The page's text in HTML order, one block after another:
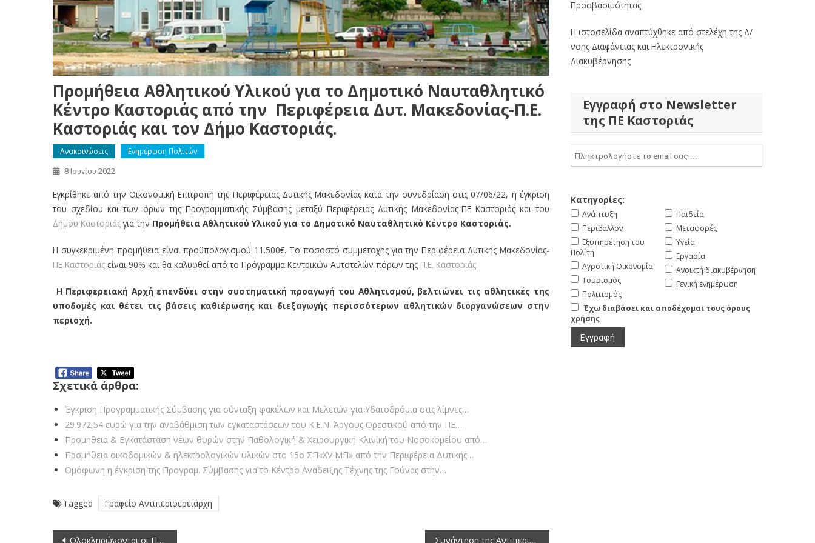
Προμήθεια Αθλητικού Υλικού για το Δημοτικό Ναυταθλητικό
Κέντρο Καστοριάς από την Περιφέρεια Δυτ. Μακεδονίας-Π.Ε.
Καστοριάς και τον Δήμο Καστοριάς.
Ανακοινώσεις Ενημέρωση Πολιτών
8 Ιουνίου 2022
Εγκρίθηκε από την Οικονομική Επιτροπή της Περιφέρειας Δυτικής Μακεδονίας κατά την συνεδρίαση στις 07/06/22, η έγκριση
του σχεδίου και των όρων της Προγραμματικής Σύμβασης μεταξύ Περιφέρειας Δυτικής Μακεδονίας-ΠΕ Καστοριάς και του
Δήμου Καστοριάςγια την Προμήθεια Αθλητικού Υλικού για το Δημοτικό Ναυταθλητικό Κέντρο Καστοριάς.
Η συγκεκριμένη προμήθεια είναι προϋπολογισμού 11.500€. Το ποσοστό συμμετοχής για την Περιφέρεια Δυτικής Μακεδονίας-
ΠΕ Καστοριάς είναι 90% και θα καλυφθεί από το Πρόγραμμα Κεντρικών Αυτοτελών πόρων της Π.Ε. Καστοριάς.
Η Περιφερειακή Αρχή επενδύει στην συστηματική προαγωγή του Αθλητισμού, βελτιώνει τις αθλητικές της
υποδομές και θέτει τις βάσεις καθιέρωσης και διεξαγωγής περισσότερων αθλητικών διοργανώσεων στην
περιοχή.
Σχετικά άρθρα:
Έγκριση Προγραμματικής Σύμβασης για σύνταξη φακέλων και Μελετών για Υδατοδρόμια στις λίμνες…
29.972,54 ευρώ για την αναβάθμιση των εγκαταστάσεων του Κ.Ε.Ν. Άργους Ορεστικού από την ΠΕ…
Προμήθεια & Εγκατάσταση νέων θυρών στην Παθολογική & Χειρουργική Κλινική του Νοσοκομείου από…
Προμήθεια οικοδομικών & ηλεκτρολογικών υλικών στο 15ο ΣΠ«XV ΜΠ» από την Περιφέρεια Δυτικής…
Ομόφωνη η έγκριση της Προγραμ. Σύμβασης για το Κέντρο Ανάδειξης Τέχνης της Γούνας στην…
Tagged Γραφείο Αντιπεριφερειάρχη
Ολοκληρώνονται οι Παρεμβάσεις-Ασφαλτοστρώσεις στην Ε.Ο.22 από τον Κόμβο του Κύρου προς το Κ.Τ.Ε.Ο. της Π.Ε. Καστοριάς. Συνάντηση της Αντιπεριφερειάρχη Καστοριάς με το νέο Δ.Σ. του Συλλόγου Εθελοντών Αιμοδοτών Ν. Καστοριάς.
Προσβασιμότητας
Η ιστοσελίδα αναπτύχθηκε από στελέχη της Δ/
νσης Διαφάνειας και Ηλεκτρονικής
Διακυβέρνησης
Εγγραφή στο Newsletter
της ΠΕ Καστοριάς
Κατηγορίες:
Ανάπτυξη
Περιβάλλον
Εξυπηρέτηση του
Πολίτη
Αγροτική Οικονομία
Τουρισμός
Πολιτισμός
Παιδεία
Μεταφορές
Υγεία
Εργασία
Ανοικτή διακυβέρνηση
Γενική ενημέρωση
Έχω διαβάσει και αποδέχομαι τους όρους
χρήσης